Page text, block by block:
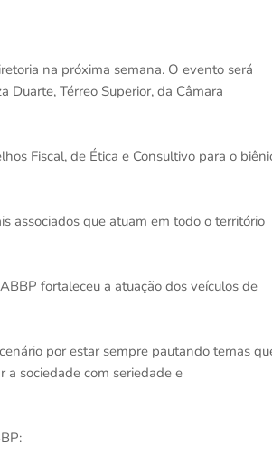
na próxima semana. O evento será
Duarte, Térreo Superior, da Câmara
Fiscal, de Ética e Consultivo para o
associados que atuam em todo o território
fortaleceu a atuação dos veículos de
por estar sempre pautando temas
a sociedade com seriedade e